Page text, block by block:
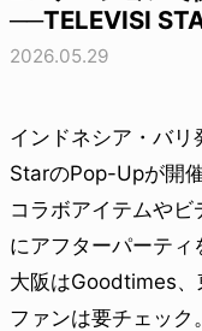
──TELEVISI
2026.05.29
インドネシア・バ
StarのPop-Upが開催
コラボアイテムや
にアフターパーティ
大阪はGoodtimes
ファンは要チェック。